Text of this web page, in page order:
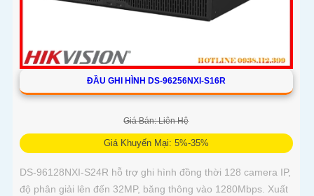
ĐẦU GHI HÌNH DS-96256NXI-S16R
Giá Bán: Liên Hệ
Giá Khuyến Mại: 5%-35%
DS-96128NXI-S24R hỗ trợ ghi hình đồng thời 128 camera IP,
độ phân giải lên đến 32MP, băng thông vào 1280Mbps. Xuất